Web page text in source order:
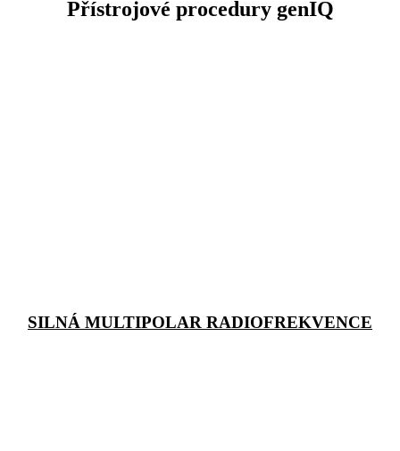
Přístrojové procedury genIQ
SILNÁ MULTIPOLAR RADIOFREKVENCE